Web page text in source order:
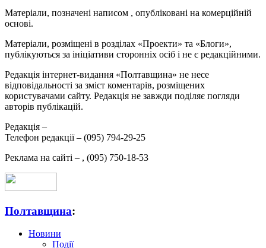
Матеріали, позначені написом , опубліковані на комерційній
основі.
Матеріали, розміщені в розділах «Проекти» та «Блоги»,
публікуються за ініціативи сторонніх осіб і не є редакційними.
Редакція інтернет-видання «Полтавщина» не несе
відповідальності за зміст коментарів, розміщених
користувачами сайту. Редакція не завжди поділяє погляди
авторів публікацій.
Редакція –
Телефон редакції – (095) 794-29-25
Реклама на сайті – , (095) 750-18-53
Полтавщина:
Новини
Події